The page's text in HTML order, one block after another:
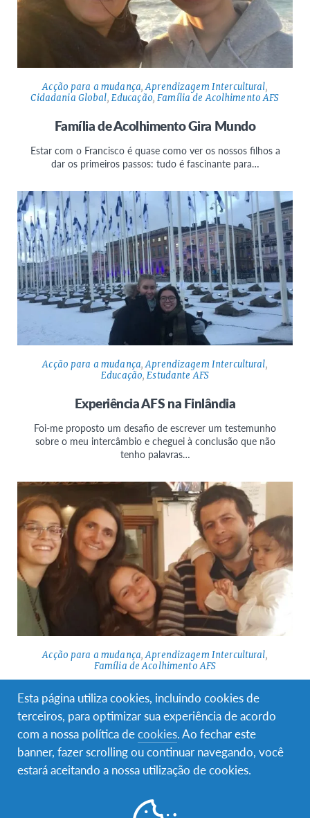
Acção para a mudança,Aprendizagem Intercultural,
Cidadania Global, Educação,Família de Acolhimento AFS
Família de Acolhimento Gira Mundo
Estar com o Francisco é quase como ver os nossos filhos a
dar os primeiros passos: tudo é fascinante para…
Acção para a mudança,Aprendizagem Intercultural,
Educação,Estudante AFS
Experiência AFS na Finlândia
Foi-me proposto um desafio de escrever um testemunho
sobre o meu intercâmbio e cheguei à conclusão que não
tenho palavras…
Acção para a mudança,Aprendizagem Intercultural,
Família de Acolhimento AFS
Família de Leiria acolhe estudante AFS de
Itália
Foi no dia 10 de Setembro que a nossa vida mudou
novamente. A Viola entrou de rompante na nossa família.…
Esta página utiliza cookies, incluindo cookies de
terceiros, para optimizar sua experiência de acordo
com a nossa política decookies. Ao fechar este
banner, fazer scrolling ou continuar navegando, você
estará aceitando a nossa utilização de cookies.